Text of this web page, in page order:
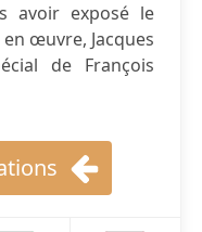
avoir exposé le
œuvre, Jacques
de François